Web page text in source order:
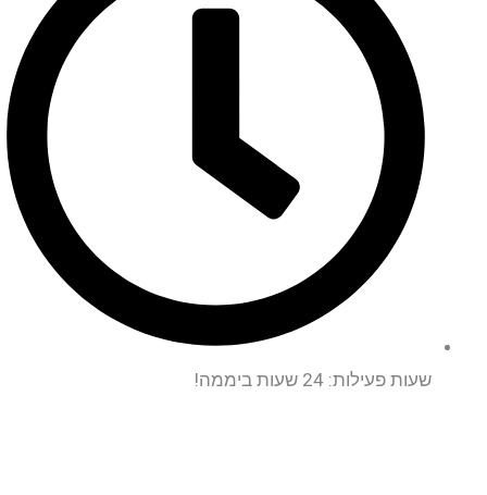
שעות פעילות: 24 שעות ביממה!